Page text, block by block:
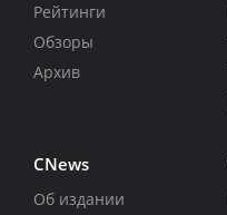
Рейтинги
Обзоры
Архив
CNews
Об издании